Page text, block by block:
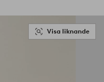
Visa liknande